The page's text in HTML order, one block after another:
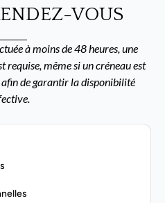
VOUS
à moins de 48 heures, une
même si un créneau est
de garantir la disponibilité